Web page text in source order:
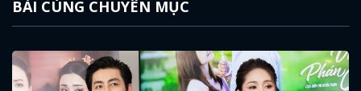
BÀI CÙNG CHUYÊN MỤC